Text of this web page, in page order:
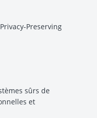
Preserving
sûrs de
et